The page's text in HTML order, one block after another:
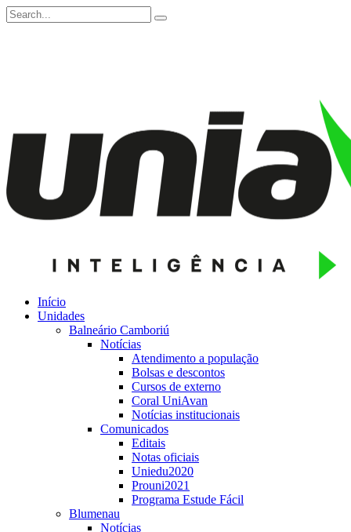
Início
Unidades
Balneário Camboriú
Notícias
Atendimento a população
Bolsas e descontos
Cursos de externo
Coral UniAvan
Notícias institucionais
Comunicados
Editais
Notas oficiais
Uniedu2020
Prouni2021
Programa Estude Fácil
Blumenau
Notícias